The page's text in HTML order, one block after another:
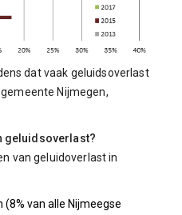
dat vaak geluidsoverlast
Nijmegen,
geluidsoverlast?
van geluidoverlast in
van alle Nijmeegse